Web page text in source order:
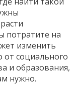
потратите на
изменить
от социального
и образования,
нужно.